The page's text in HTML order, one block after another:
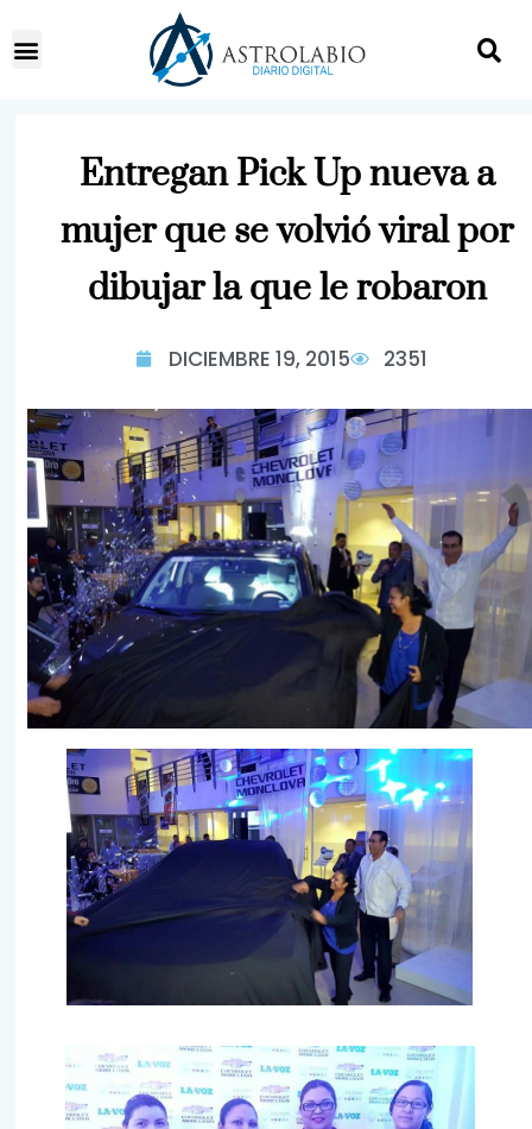
Entregan Pick Up nueva a
mujer que se volvió viral por
dibujar la que le robaron
DICIEMBRE 19, 2015 2351